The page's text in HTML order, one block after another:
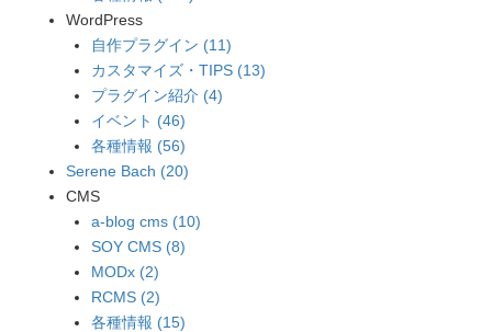
WordPress
自作プラグイン (11)
カスタマイズ・TIPS (13)
プラグイン紹介 (4)
イベント (46)
各種情報 (56)
Serene Bach (20)
CMS
a-blog cms (10)
SOY CMS (8)
MODx (2)
RCMS (2)
各種情報 (15)